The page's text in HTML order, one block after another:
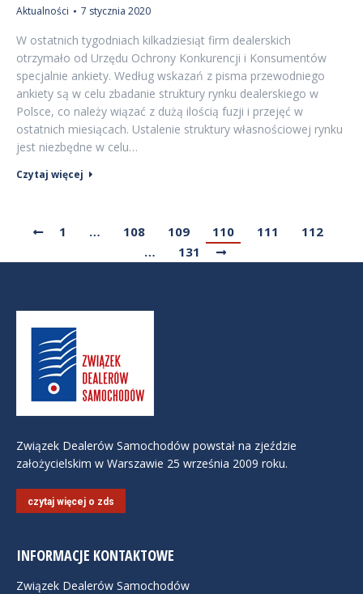
Aktualności 7 stycznia 2020
W ostatnich tygodniach kilkadziesiąt firm dealerskich
otrzymało od Urzędu Ochrony Konkurencji i Konsumentów
specjalnie ankiety. Według wskazań z pisma przewodniego
ankiety są w celu zbadanie struktury rynku dealerskiego w
Polsce, co należy wiązać z dużą ilością fuzji i przejęć w
ostatnich miesiącach. Ustalenie struktury własnościowej rynku
jest niezbędne w celu…
Czytaj więcej
1 … 108 109 110 111
112
…
131
Związek Dealerów Samochodów powstał na zjeździe
założycielskim w Warszawie 25 września 2009 roku.
czytaj więcej o zds
INFORMACJE KONTAKTOWE
Związek Dealerów Samochodów